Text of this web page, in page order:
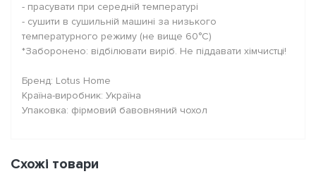
- прасувати при середній температурі
- сушити в сушильній машині за низького
температурного режиму (не вище 60°C)
*Заборонено: відбілювати виріб. Не піддавати хімчистці!
Бренд: Lotus Home
Країна-виробник: Україна
Упаковка: фірмовий бавовняний чохол
Схожі товари